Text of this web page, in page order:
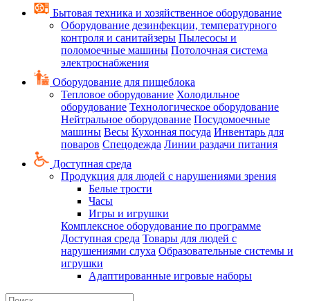
Бытовая техника и хозяйственное оборудование
Оборудование дезинфекции, температурного
контроля и санитайзеры Пылесосы и
поломоечные машины Потолочная система
электроснабжения
Оборудование для пищеблока
Тепловое оборудование Холодильное
оборудование Технологическое оборудование
Нейтральное оборудование Посудомоечные
машины Весы Кухонная посуда Инвентарь для
поваров Спецодежда Линии раздачи питания
Доступная среда
Продукция для людей с нарушениями зрения
Белые трости
Часы
Игры и игрушки
Комплексное оборудование по программе
Доступная среда Товары для людей с
нарушениями слуха Образовательные системы и
игрушки
Адаптированные игровые наборы